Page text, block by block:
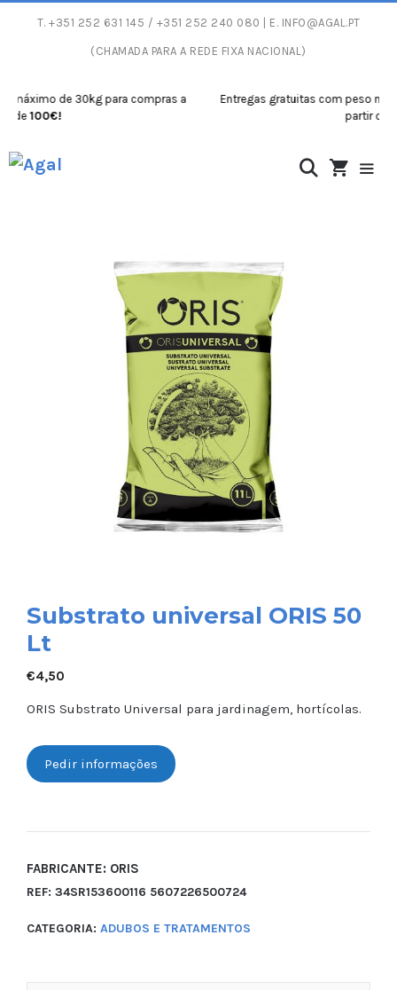
T. +351 252 631 145 / +351 252 240 080 | E. INFO@AGAL.PT
(CHAMADA PARA A REDE FIXA NACIONAL)
de 30kg para compras a
100€!
Entregas gratuitas com peso máximo
partir de100€!
Substrato universal ORIS 50
Lt
€4,50
ORIS Substrato Universal para jardinagem, hortícolas.
Pedir informações
FABRICANTE: ORIS
REF: 34SR153600116 5607226500724
CATEGORIA: ADUBOS E TRATAMENTOS